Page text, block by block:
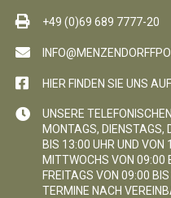
+49 (0)69 689 7777-20
HIER FINDEN SIE UNS
UNSERE
MONTAGS, DIENSTAGS,
BIS 13:00 UHR UND VON
MITTWOCHS VON 09:00
FREITAGS VON 09:00 BIS
TERMINE NACH